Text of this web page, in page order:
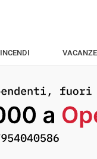
INCENDI